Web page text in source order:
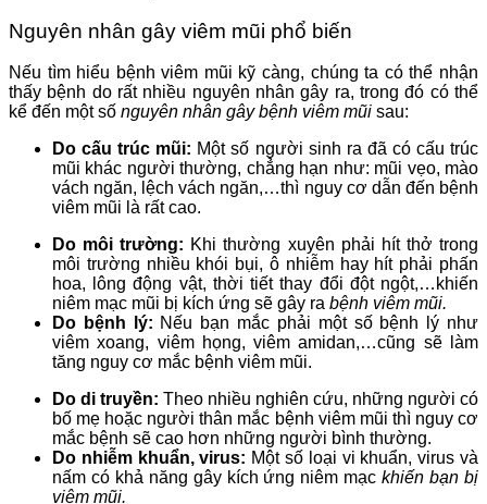
Nguyên nhân gây viêm mũi phổ biến
Nếu tìm hiểu bệnh viêm mũi kỹ càng, chúng ta có thể nhận
thấy bệnh do rất nhiều nguyên nhân gây ra, trong đó có thể
kể đến một số nguyên nhân gây bệnh viêm mũi sau:
Do cấu trúc mũi: Một số người sinh ra đã có cấu trúc
mũi khác người thường, chẳng hạn như: mũi vẹo, mào
vách ngăn, lệch vách ngăn,…thì nguy cơ dẫn đến bệnh
viêm mũi là rất cao.
Do môi trường: Khi thường xuyên phải hít thở trong
môi trường nhiều khói bụi, ô nhiễm hay hít phải phấn
hoa, lông động vật, thời tiết thay đổi đột ngột,…khiến
niêm mạc mũi bị kích ứng sẽ gây ra bệnh viêm mũi.
Do bệnh lý: Nếu bạn mắc phải một số bệnh lý như
viêm xoang, viêm họng, viêm amidan,…cũng sẽ làm
tăng nguy cơ mắc bệnh viêm mũi.
Do di truyền: Theo nhiều nghiên cứu, những người có
bố mẹ hoặc người thân mắc bệnh viêm mũi thì nguy cơ
mắc bệnh sẽ cao hơn những người bình thường.
Do nhiễm khuẩn, virus: Một số loại vi khuẩn, virus và
nấm có khả năng gây kích ứng niêm mạckhiến bạn bị
viêm mũi.